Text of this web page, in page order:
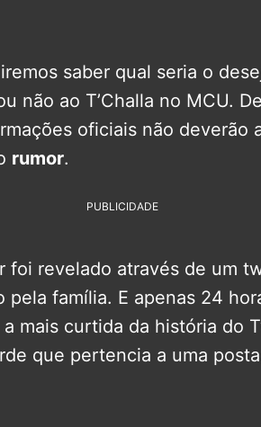
saber qual seria o
não ao T’Challa no MCU.
oficiais não deverão
rumor.
PUBLICIDADE
foi revelado através de um
pela família. E apenas 24
mais curtida da história do
que pertencia a uma